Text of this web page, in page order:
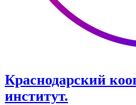
Краснодарский
институт.